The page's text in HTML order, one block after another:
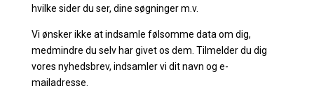
hvilke sider du ser, dine søgninger m.v.
Vi ønsker ikke at indsamle følsomme data om dig,
medmindre du selv har givet os dem. Tilmelder du dig
vores nyhedsbrev, indsamler vi dit navn og e-
mailadresse.